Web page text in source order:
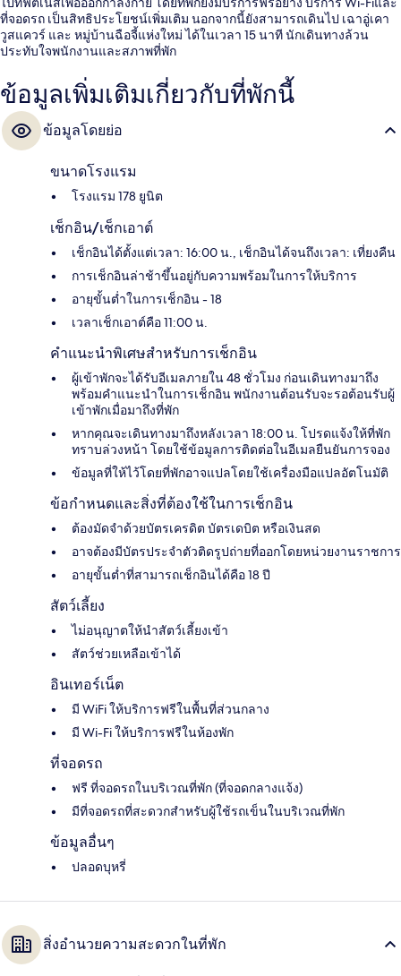
ที่จอดรถ เป็นสิทธิประโยชน์เพิ่มเติม นอกจากนี้ยังสามารถเดินไป เฉาอู่เคา
วูสแควร์ และ หมู่บ้านฉือจี้แห่งใหม่ ได้ในเวลา 15 นาที นักเดินทางล้วน
ประทับใจพนักงานและสภาพที่พัก
ข้อมูลเพิ่มเติมเกี่ยวกับที่พักนี้
ข้อมูลโดยย่อ
ขนาดโรงแรม
โรงแรม 178 ยูนิต
เช็กอิน/เช็กเอาต์
เช็กอินได้ตั้งแต่เวลา: 16:00 น., เช็กอินได้จนถึงเวลา: เที่ยงคืน
การเช็กอินล่าช้าขึ้นอยู่กับความพร้อมในการให้บริการ
อายุขั้นต่ำในการเช็กอิน - 18
เวลาเช็กเอาต์คือ 11:00 น.
คำแนะนำพิเศษสำหรับการเช็กอิน
ผู้เข้าพักจะได้รับอีเมลภายใน 48 ชั่วโมง ก่อนเดินทางมาถึง
พร้อมคำแนะนำในการเช็กอิน พนักงานต้อนรับจะรอต้อนรับผู้
เข้าพักเมื่อมาถึงที่พัก
หากคุณจะเดินทางมาถึงหลังเวลา 18:00 น. โปรดแจ้งให้ที่พัก
ทราบล่วงหน้า โดยใช้ข้อมูลการติดต่อในอีเมลยืนยันการจอง
ข้อมูลที่ให้ไว้โดยที่พักอาจแปลโดยใช้เครื่องมือแปลอัตโนมัติ
ข้อกำหนดและสิ่งที่ต้องใช้ในการเช็กอิน
ต้องมัดจำด้วยบัตรเครดิต บัตรเดบิต หรือเงินสด
อาจต้องมีบัตรประจำตัวติดรูปถ่ายที่ออกโดยหน่วยงานราชการ
อายุขั้นต่ำที่สามารถเช็กอินได้คือ 18 ปี
สัตว์เลี้ยง
ไม่อนุญาตให้นำสัตว์เลี้ยงเข้า
สัตว์ช่วยเหลือเข้าได้
อินเทอร์เน็ต
มี WiFi ให้บริการฟรีในพื้นที่ส่วนกลาง
มี Wi-Fi ให้บริการฟรีในห้องพัก
ที่จอดรถ
ฟรี ที่จอดรถในบริเวณที่พัก (ที่จอดกลางแจ้ง)
มีที่จอดรถที่สะดวกสำหรับผู้ใช้รถเข็นในบริเวณที่พัก
ข้อมูลอื่นๆ
ปลอดบุหรี่
สิ่งอำนวยความสะดวกในที่พัก